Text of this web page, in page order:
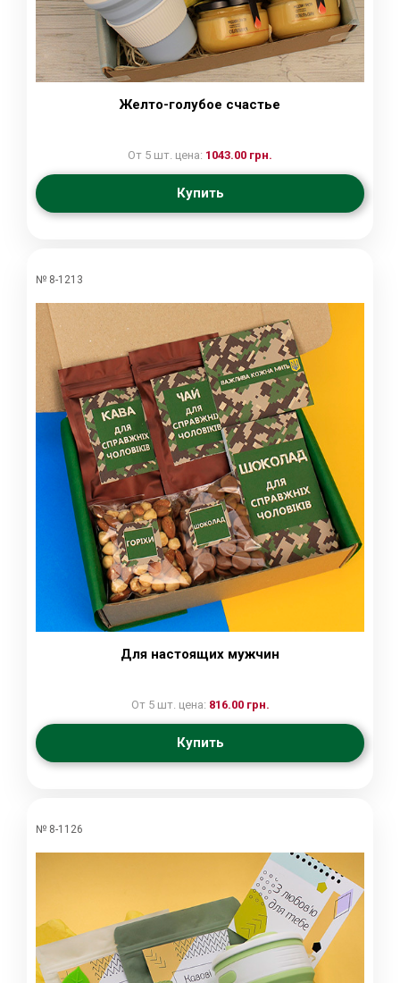
Желто-голубое счастье
От 5 шт. цена: 1043.00 грн.
Купить
№ 8-1213
Для настоящих мужчин
От 5 шт. цена: 816.00 грн.
Купить
№ 8-1126